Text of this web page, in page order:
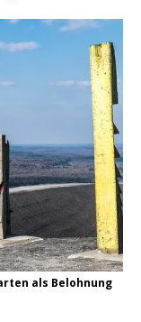
als Belohnung